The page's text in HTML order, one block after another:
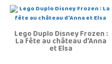
Lego Duplo Disney Frozen :
La fête au château d'Anna
et Elsa